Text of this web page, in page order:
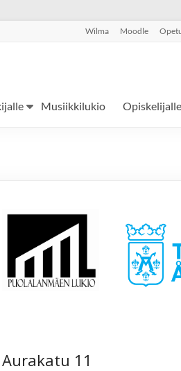
Wilma Moodle
Musiikkilukio Opiskelijalle
Aurakatu 11